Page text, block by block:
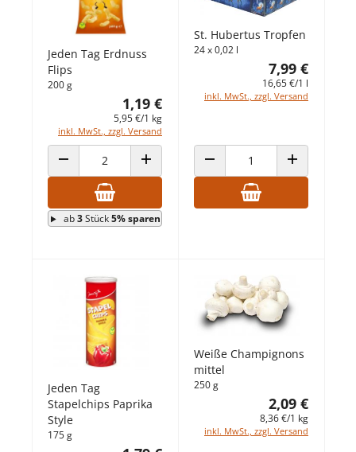
Jeden Tag Erdnuss
Flips
200 g
1,19 €
5,95 €/1 kg
inkl. MwSt., zzgl. Versand
ANZAHL VERRINGERNANZAHL ERHÖHEN
ab3Stück5% sparen
St. Hubertus Tropfen
24 x 0,02 l
7,99 €
16,65 €/1 l
inkl. MwSt., zzgl. Versand
ANZAHL VERRINGERNANZAHL
Jeden Tag
Stapelchips Paprika
Style
175 g
Weiße Champignons
mittel
250 g
2,09 €
8,36 €/1 kg
inkl. MwSt., zzgl. Versand